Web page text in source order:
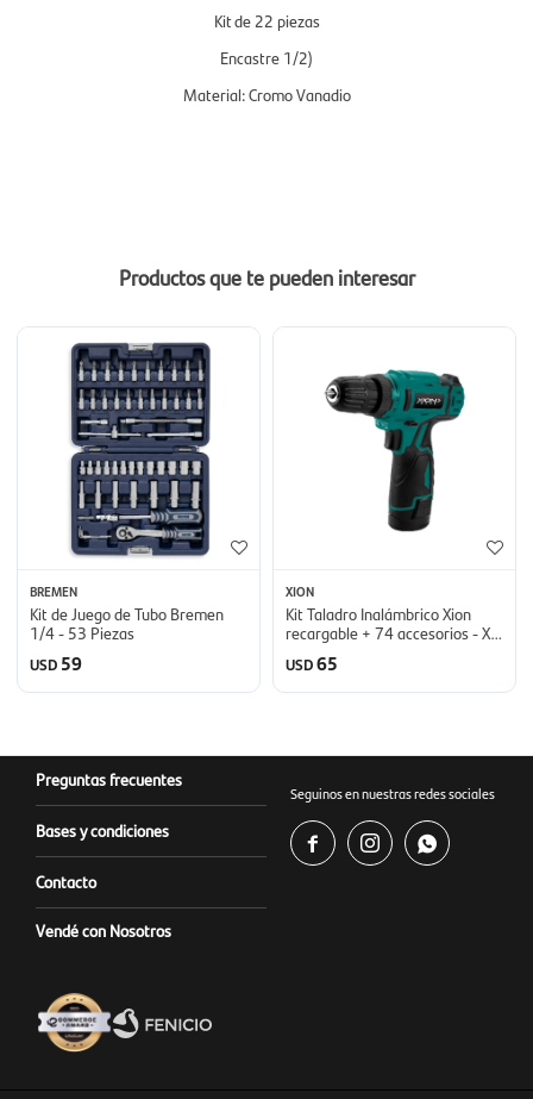
Kit de 22 piezas
Encastre 1/2)
Material: Cromo Vanadio
Productos que te pueden interesar
BREMEN
Kit de Juego de Tubo Bremen
1/4 - 53 Piezas
USD 59
XION
Kit Taladro Inalámbrico Xion
recargable + 74 accesorios - XI-
TOOL74
USD65
Preguntas frecuentes
Bases y condiciones
Contacto
Vendé con Nosotros
Seguinos en nuestras redes sociales
  